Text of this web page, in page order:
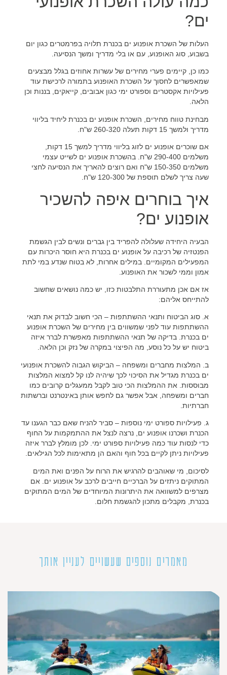
ים?
העלות של השכרת אופנוע ים בכנרת תלויה בפרמטרים כגון יום
בשבוע, סוג האופנוע, עם או בלי מדריך ומשך הנסיעה.
כמו כן, קיימים פערי מחירים של עשרות אחוזים בגלל מבצעים
שמאפשרים לחסוך על השכרת האופנוע בתמורה לרכישת עוד
פעילויות אקסטרים וספורט ימי כגון אבובים, קייאקים, בננות וכן
הלאה.
מבחינת טווח מחירים, השכרת אופנוע ים בכנרת ליחיד בליווי
מדריך ולמשך 15 דקות תעלה 260-320 ש"ח.
אם שוכרים אופנוע ים לזוג בליווי מדריך למשך 15 דקות,
משלמים 290-400 ש"ח. בהשכרת אופנוע ים לשייט עצמי
משלמים 150-350 ש"ח ואם רוצים להאריך את הנסיעה לחצי
שעה צריך לשלם תוספת של 120-300 ש"ח.
איך בוחרים איפה להשכיר
אופנוע ים?
הבעיה היחידה שעלולה להפריד בין גברים ונשים לבין הגשמת
הפנטזיה של רכיבה על אופנוע ים בכנרת היא חוסר היכרות עם
המפעילים המקומיים. במילים אחרות, לא בטוח שנדע במי לתת
אמון וממי לשכור את האופנוע.
אז אם אכן מתעוררת התלבטות כזו, יש כמה נושאים שחשוב
להתייחס אליהם:
א. סוג הביטוח ותנאי ההשתתפות– הכי חשוב לבדוק את תנאי
ההשתתפות עוד לפני שמשווים בין מחירים של השכרת אופנוע
ים בכנרת. בדיקה של תנאי ההשתתפות מאפשרת לברר איזה
ביטוח יש על כל נוסע, מה הפיצוי במקרה של נזק וכן הלאה.
ב. המלצות מחברים ומשפחה – הביקוש הגבוה להשכרת אופנועי
ים בכנרת מגדיל את הסיכוי לכך שיהיה לנו קל למצוא המלצות
מבוססות. את ההמלצות הכי טוב לקבל ממעגלים קרובים כמו
חברים ומשפחה, אבל אפשר גם לחפש אותן באינטרנט וברשתות
חברתיות.
ג. פעילויות ספורט ימי נוספות– סביר להניח שאם כבר הגענו עד
הכנרת ושכרנו אופנוע ים, נרצה לנצל את ההתמקמות על החוף
כדי לנסות עוד כמה פעילויות ספורט ימי. לכן מומלץ לברר איזה
פעילויות ניתן לקיים בכל חוף והאם הן מתאימות לכל הגילאים.
לסיכום, מי שאוהבים להרגיש את הרוח על הפנים ואת המים
המתוקים ניתזים על הברכיים חייבים לרכב על אופנוע ים. אם
מצרפים למשוואה את היתרונות המיוחדים של המים המתוקים
בכנרת, מקבלים מתכון להגשמת חלום.
מאמרים נוספים שעשויים לעניין אותך